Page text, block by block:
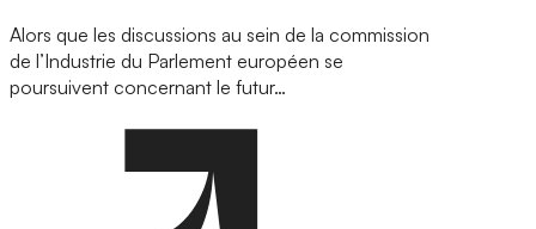
Alors que les discussions au sein de la commission
de l’Industrie du Parlement européen se
poursuivent concernant le futur…